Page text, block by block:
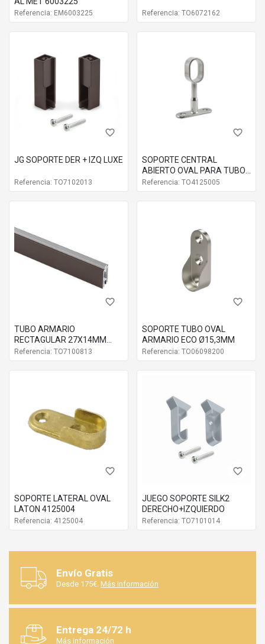
domésticos como en proyectos profesionales.
Código
EM7100313
EM7100354
Referencia: EM6003225 Referencia: TO6072162
favorite_border
JG SOPORTE DER + IZQ LUXE
Referencia: TO7102013
favorite_border
SOPORTE CENTRAL
ABIERTO OVAL PARA TUBO
DE ACERO
Referencia: TO4125005
favorite_border
TUBO ARMARIO
RECTAGULAR 27X14MM
LUXE CON GOMA
Referencia: TO7100813
favorite_border
SOPORTE TUBO OVAL
ARMARIO ECO Ø15,3MM
Referencia: TO06098200
favorite_border
SOPORTE LATERAL OVAL
LATON 4125004
Referencia: 4125004
favorite_border
JUEGO SOPORTE SILK2
DERECHO+IZQUIERDO
Referencia: TO7101014
Envío Gratis
Desde 175€. Más información
Entrega 24/72 h
Más información